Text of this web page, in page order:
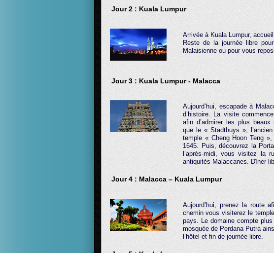
Jour 2 : Kuala Lumpur
Arrivée à Kuala Lumpur, accueil
Reste de la journée libre
Malaisienne ou pour vous
Jour 3 : Kuala Lumpur - Malacca
Aujourd’hui, escapade à
d’histoire. La visite
afin d’admirer les plus beaux
que le « Stadthuys »,
temple « Cheng Hoon Teng
1645. Puis, découvrez la
l’après-midi, vous visitez la
antiquités Malaccanes. Dîner
Jour 4 : Malacca – Kuala Lumpur
Aujourd’hui, prenez la route
chemin vous visiterez le
pays. Le domaine compte
mosquée de Perdana Putra
l’hôtel et fin de journée libre.